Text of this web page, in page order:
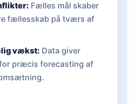
Fælles mål skaber
fællesskab på tværs af
vækst: Data giver
præcis forecasting af